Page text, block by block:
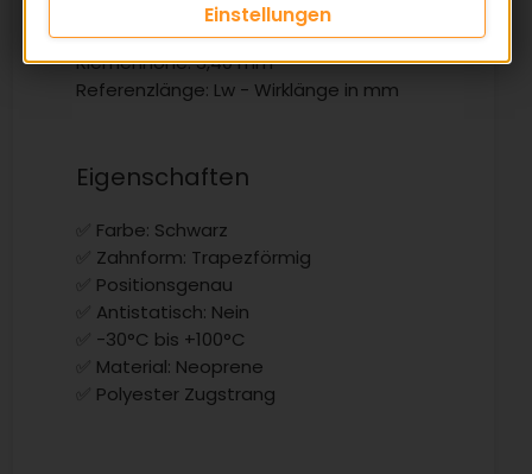
Zahn Höhe: 1,91 mm
Riemenhöhe: 3,40 mm
Referenzlänge: Lw - Wirklänge in mm
Eigenschaften
✅ Farbe: Schwarz
✅ Zahnform: Trapezförmig
✅ Positionsgenau
✅ Antistatisch: Nein
✅ -30°C bis +100°C
✅ Material: Neoprene
✅ Polyester Zugstrang
Einstellungen